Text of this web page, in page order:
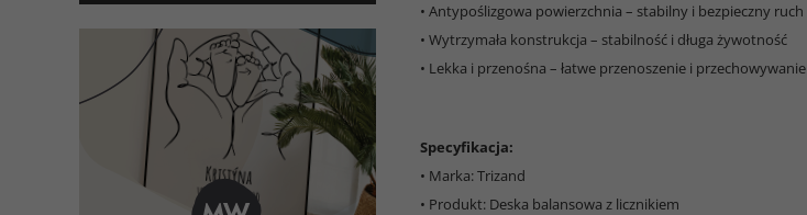
• Antypoślizgowa powierzchnia – stabilny i bezpieczny ruch
• Wytrzymała konstrukcja – stabilność i długa żywotność
• Lekka i przenośna – łatwe przenoszenie i przechowywanie
Specyfikacja:
• Marka: Trizand
• Produkt: Deska balansowa z licznikiem